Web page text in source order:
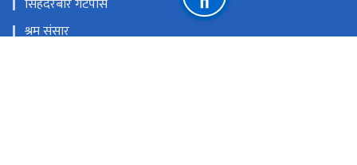
सिंहदरबार गेटपास
श्रम संसार